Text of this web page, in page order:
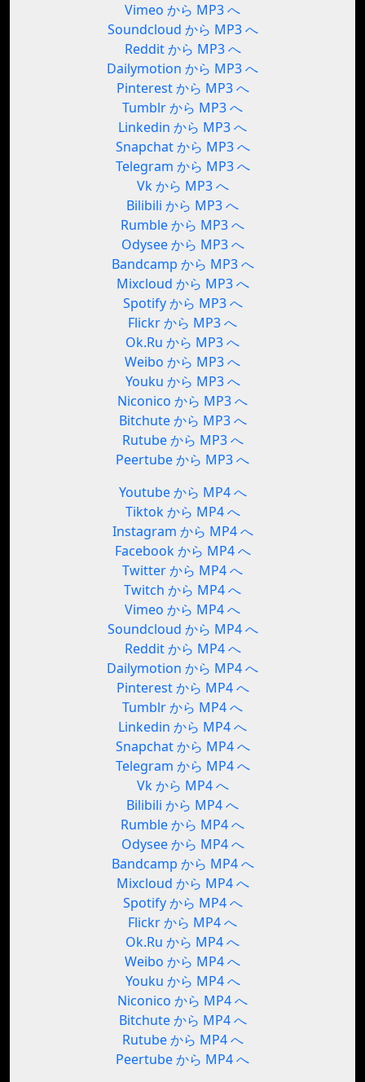
Vimeo から MP3 へ
Soundcloud から MP3 へ
Reddit から MP3 へ
Dailymotion から MP3 へ
Pinterest から MP3 へ
Tumblr から MP3 へ
Linkedin から MP3 へ
Snapchat から MP3 へ
Telegram から MP3 へ
Vk から MP3 へ
Bilibili から MP3 へ
Rumble から MP3 へ
Odysee から MP3 へ
Bandcamp から MP3 へ
Mixcloud から MP3 へ
Spotify から MP3 へ
Flickr から MP3 へ
Ok.Ru から MP3 へ
Weibo から MP3 へ
Youku から MP3 へ
Niconico から MP3 へ
Bitchute から MP3 へ
Rutube から MP3 へ
Peertube から MP3 へ
Youtube から MP4 へ
Tiktok から MP4 へ
Instagram から MP4 へ
Facebook から MP4 へ
Twitter から MP4 へ
Twitch から MP4 へ
Vimeo から MP4 へ
Soundcloud から MP4 へ
Reddit から MP4 へ
Dailymotion から MP4 へ
Pinterest から MP4 へ
Tumblr から MP4 へ
Linkedin から MP4 へ
Snapchat から MP4 へ
Telegram から MP4 へ
Vk から MP4 へ
Bilibili から MP4 へ
Rumble から MP4 へ
Odysee から MP4 へ
Bandcamp から MP4 へ
Mixcloud から MP4 へ
Spotify から MP4 へ
Flickr から MP4 へ
Ok.Ru から MP4 へ
Weibo から MP4 へ
Youku から MP4 へ
Niconico から MP4 へ
Bitchute から MP4 へ
Rutube から MP4 へ
Peertube から MP4 へ